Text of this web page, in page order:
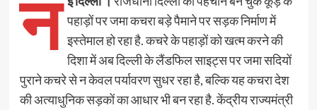
न पहाड़ों पर जमा कचरा बड़े पैमाने पर सड़क निर्माण में
इस्तेमाल हो रहा है. कचरे के पहाड़ों को खत्म करने की
दिशा में अब दिल्ली के लैंडफिल साइट्स पर जमा सदियों
पुराने कचरे से न केवल पर्यावरण सुधर रहा है, बल्कि यह कचरा देश
की अत्याधुनिक सड़कों का आधार भी बन रहा है. केंद्रीय राज्यमंत्री